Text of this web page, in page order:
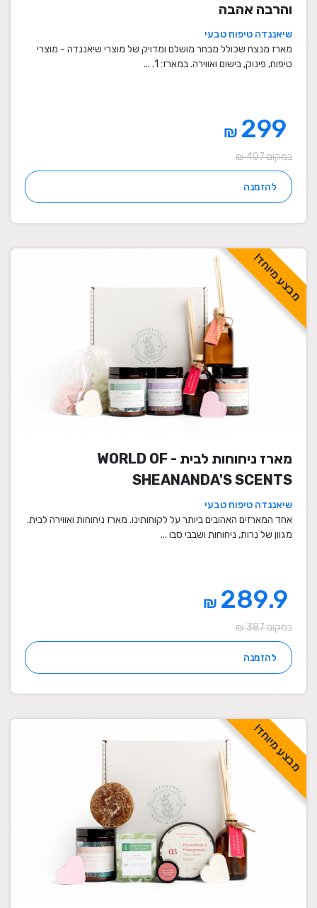
והרבה אהבה
שיאננדה טיפוח טבעי
מארז מנצח שכולל מבחר מושלם ומדויק של מוצרי שיאננדה - מוצרי
טיפוח, פינוק, בישום ואווירה. במארז: 1. ...
₪
במקום 407 ₪
להזמנה
מבצע מיוחד!
מארז ניחוחות לבית - WORLD OF
SHEANANDA'S SCENTS
שיאננדה טיפוח טבעי
אחד המארזים האהובים ביותר על לקוחותינו. מארז ניחוחות ואווירה לבית.
מגוון של נרות, ניחוחות ושבבי סבו ...
289.9
₪
במקום 387 ₪
להזמנה
מבצע מיוחד!